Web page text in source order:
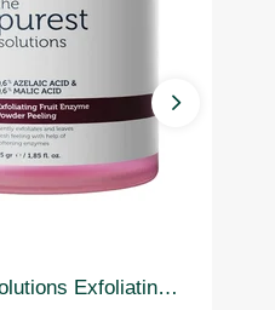
The Purest Solutions Exfoliating Fruit Enzyme Powder Peeling 55 gr 2 Adet